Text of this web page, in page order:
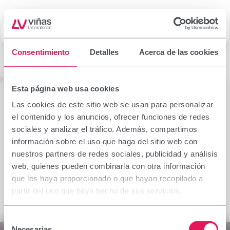
Consentimiento Detalles Acerca de las cookies
Esta página web usa cookies
Las cookies de este sitio web se usan para personalizar
el contenido y los anuncios, ofrecer funciones de redes
sociales y analizar el tráfico. Además, compartimos
información sobre el uso que haga del sitio web con
nuestros partners de redes sociales, publicidad y análisis
web, quienes pueden combinarla con otra información
que les haya proporcionado o que hayan recopilado a
partir del uso que haya hecho de sus servicios.
Laboratorios Viñas
No se encontró el producto solicitado.
Important notice
The information contained in this section is
intended only for the health professional authorised
to prescribe or dispense medicinal products for
which specialised training is required for proper
interpretation. If you do not belong to this group,
please refrain from continuing.
I declare I am a health professional with prescribing
or dispensing capacity in Spain.